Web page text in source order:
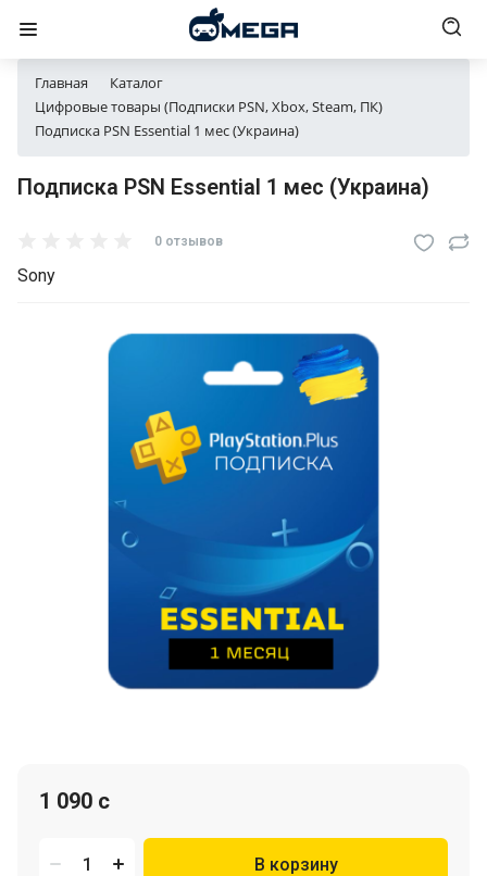
Главная
Каталог
Цифровые товары (Подписки PSN, Xbox, Steam, ПК)
Подписка PSN Essential 1 мес (Украина)
Подписка PSN Essential 1 мес (Украина)
0 отзывов
Sony
1 090 c
В корзину